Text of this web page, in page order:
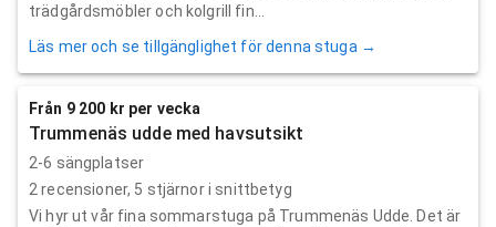
trädgårdsmöbler och kolgrill fin...
Läs mer och se tillgänglighet för denna stuga →
Från 9 200 kr per vecka
Trummenäs udde med havsutsikt
2-6 sängplatser
2 recensioner, 5 stjärnor i snittbetyg
Vi hyr ut vår fina sommarstuga på Trummenäs Udde. Det är